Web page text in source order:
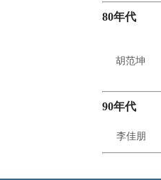
80年代
胡范坤
90年代
李佳朋